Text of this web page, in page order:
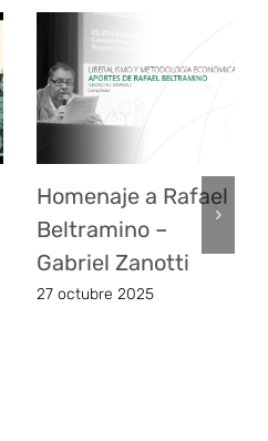
27 octubre 2025